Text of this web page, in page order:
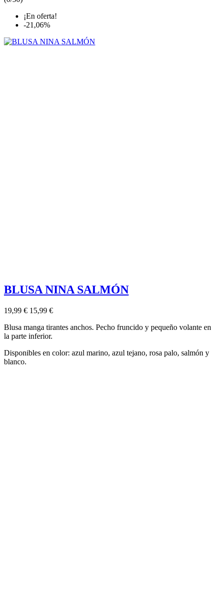
¡En oferta!
-21,06%
BLUSA NINA SALMÓN
19,99 € 15,99 €
Blusa manga tirantes anchos. Pecho fruncido y pequeño volante en
la parte inferior.
Disponibles en color: azul marino, azul tejano, rosa palo, salmón y
blanco.